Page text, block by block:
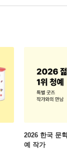
2026 한국 문
예 작가